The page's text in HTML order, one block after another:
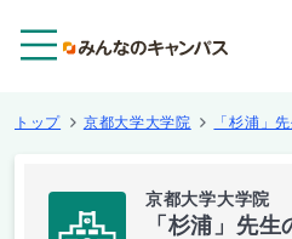
トップ 京都大学大学院 「杉浦」
京都大学大学院
「杉浦」先